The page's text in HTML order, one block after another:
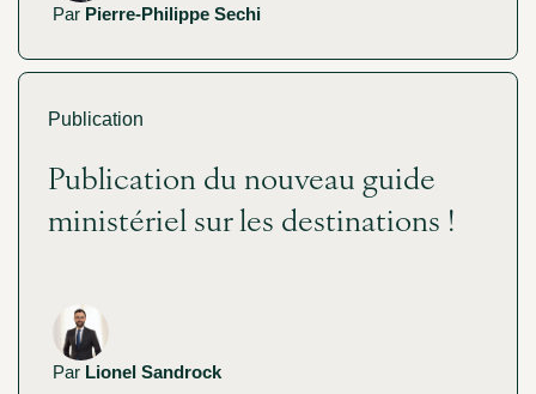
Par Pierre-Philippe Sechi
Publication
Publication du nouveau guide
ministériel sur les destinations !
Par Lionel Sandrock